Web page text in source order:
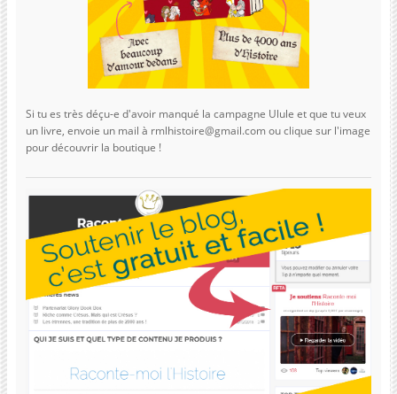
Si tu es très déçu-e d'avoir manqué la campagne Ulule et que tu veux
un livre, envoie un mail à rmlhistoire@gmail.com ou clique sur l'image
pour découvrir la boutique !